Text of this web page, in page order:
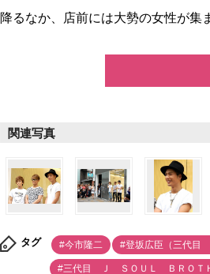
降るなか、店前には大勢の女性が集
関連写真
タグ #今市隆二 #登坂広臣（三代
#三代目 Ｊ ＳＯＵＬ ＢＲＯＴ